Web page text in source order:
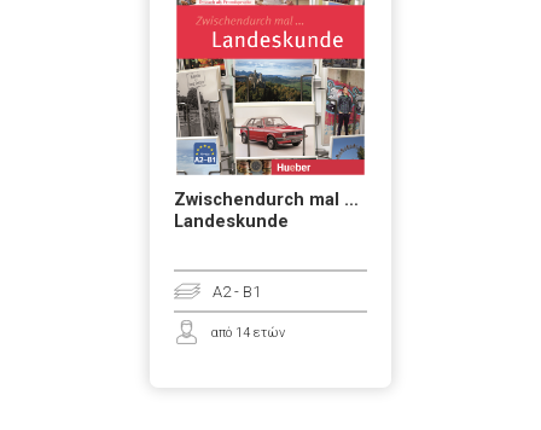
Zwischendurch mal …
Landeskunde
A2 - B1
από 14 ετών